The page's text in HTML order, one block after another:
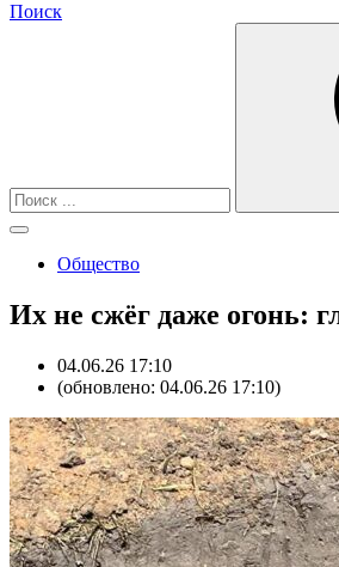
Поиск
Общество
Их не сжёг даже огонь:
04.06.26 17:10
(обновлено: 04.06.26 17:10)